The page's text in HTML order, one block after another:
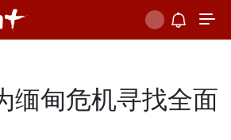
缅甸危机寻找全面